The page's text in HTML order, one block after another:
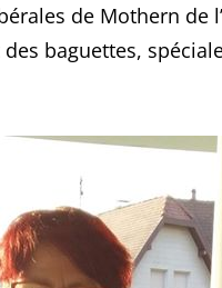
de Mothern de
baguettes,